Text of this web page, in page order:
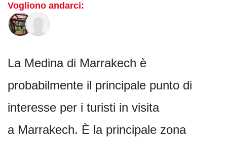
Vogliono andarci:
La Medina di Marrakech è
probabilmente il principale punto di
interesse per i turisti in visita
a Marrakech. È la principale zona